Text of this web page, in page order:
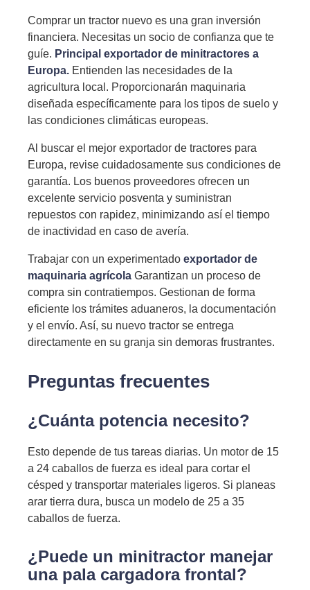
Comprar un tractor nuevo es una gran inversión
financiera. Necesitas un socio de confianza que te
guíe. Principal exportador de minitractores a
Europa. Entienden las necesidades de la
agricultura local. Proporcionarán maquinaria
diseñada específicamente para los tipos de suelo y
las condiciones climáticas europeas.
Al buscar el mejor exportador de tractores para
Europa, revise cuidadosamente sus condiciones de
garantía. Los buenos proveedores ofrecen un
excelente servicio posventa y suministran
repuestos con rapidez, minimizando así el tiempo
de inactividad en caso de avería.
Trabajar con un experimentado exportador de
maquinaria agrícola Garantizan un proceso de
compra sin contratiempos. Gestionan de forma
eficiente los trámites aduaneros, la documentación
y el envío. Así, su nuevo tractor se entrega
directamente en su granja sin demoras frustrantes.
Preguntas frecuentes
¿Cuánta potencia necesito?
Esto depende de tus tareas diarias. Un motor de 15
a 24 caballos de fuerza es ideal para cortar el
césped y transportar materiales ligeros. Si planeas
arar tierra dura, busca un modelo de 25 a 35
caballos de fuerza.
¿Puede un minitractor manejar
una pala cargadora frontal?